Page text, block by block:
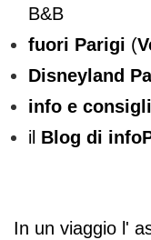
B&B
fuori Parigi (
Disneyland
info e
il Blog di
In un viaggio l'